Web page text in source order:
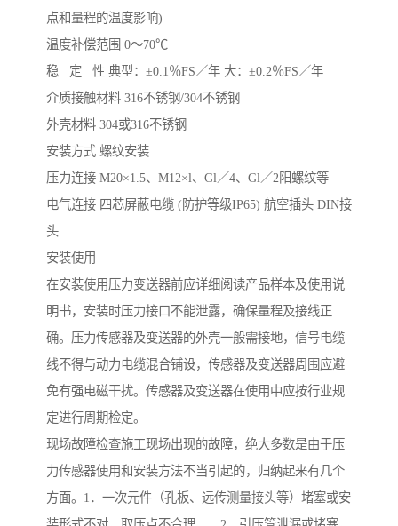
点和量程的温度影响)
温度补偿范围 0～70℃
稳 定 性 典型：±0.1％FS／年 大：±0.2％FS／年
介质接触材料 316不锈钢/304不锈钢
外壳材料 304或316不锈钢
安装方式 螺纹安装
压力连接 M20×1.5、M12×l、Gl／4、Gl／2阳螺纹等
电气连接 四芯屏蔽电缆 (防护等级IP65) 航空插头 DIN接
头
安装使用
在安装使用压力变送器前应详细阅读产品样本及使用说
明书，安装时压力接口不能泄露，确保量程及接线正
确。压力传感器及变送器的外壳一般需接地，信号电缆
线不得与动力电缆混合铺设，传感器及变送器周围应避
免有强电磁干扰。传感器及变送器在使用中应按行业规
定进行周期检定。
现场故障检查施工现场出现的故障，绝大多数是由于压
力传感器使用和安装方法不当引起的，归纳起来有几个
方面。1．一次元件（孔板、远传测量接头等）堵塞或安